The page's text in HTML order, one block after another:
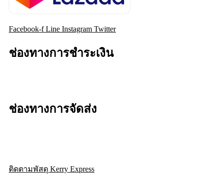
Facebook-f Line Instagram Twitter
ช่องทางการชำระเงิน
ช่องทางการจัดส่ง
ติดตามพัสดุ Kerry Express